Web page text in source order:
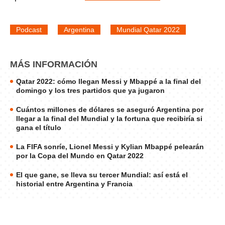
Podcast Argentina Mundial Qatar 2022
MÁS INFORMACIÓN
Qatar 2022: cómo llegan Messi y Mbappé a la final del
domingo y los tres partidos que ya jugaron
Cuántos millones de dólares se aseguró Argentina por
llegar a la final del Mundial y la fortuna que recibiría si
gana el título
La FIFA sonríe, Lionel Messi y Kylian Mbappé pelearán
por la Copa del Mundo en Qatar 2022
El que gane, se lleva su tercer Mundial: así está el
historial entre Argentina y Francia